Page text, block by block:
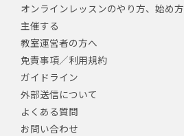
オンラインレッスンのやり方、始め方
主催する
教室運営者の方へ
免責事項／利用規約
ガイドライン
外部送信について
よくある質問
お問い合わせ